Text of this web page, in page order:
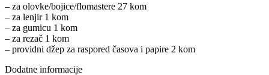
– za olovke/bojice/flomastere 27 kom
– za lenjir 1 kom
– za gumicu 1 kom
– za rezač 1 kom
– providni džep za raspored časova i papire 2 kom
Dodatne informacije